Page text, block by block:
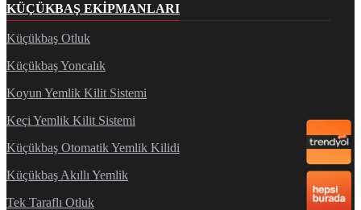
KÜÇÜKBAŞ EKIPMANLARI
Küçükbaş Otluk
Küçükbaş Yoncalık
Koyun Yemlik Kilit Sistemi
Keçi Yemlik Kilit Sistemi
Küçükbaş Otomatik Yemlik Kilidi
Küçükbaş Akıllı Yemlik
Tek Taraflı Otluk